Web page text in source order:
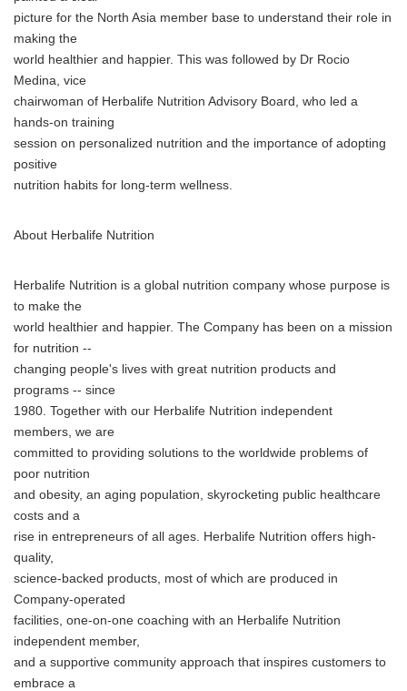
picture for the North Asia member base to understand their role in
making the
world healthier and happier. This was followed by Dr Rocio
Medina, vice
chairwoman of Herbalife Nutrition Advisory Board, who led a
hands-on training
session on personalized nutrition and the importance of adopting
positive
nutrition habits for long-term wellness.
About Herbalife Nutrition
Herbalife Nutrition is a global nutrition company whose purpose is
to make the
world healthier and happier. The Company has been on a mission
for nutrition --
changing people's lives with great nutrition products and
programs -- since
1980. Together with our Herbalife Nutrition independent
members, we are
committed to providing solutions to the worldwide problems of
poor nutrition
and obesity, an aging population, skyrocketing public healthcare
costs and a
rise in entrepreneurs of all ages. Herbalife Nutrition offers high-
quality,
science-backed products, most of which are produced in
Company-operated
facilities, one-on-one coaching with an Herbalife Nutrition
independent member,
and a supportive community approach that inspires customers to
embrace a